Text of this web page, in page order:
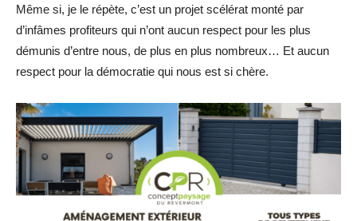
Même si, je le répète, c’est un projet scélérat monté par
d’infâmes profiteurs qui n’ont aucun respect pour les plus
démunis d’entre nous, de plus en plus nombreux… Et aucun
respect pour la démocratie qui nous est si chère.